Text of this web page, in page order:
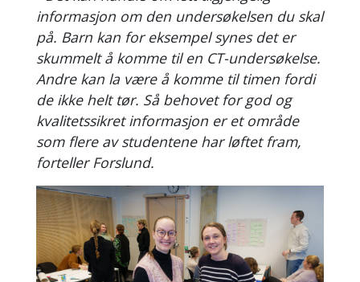
informasjon om den undersøkelsen du skal
på. Barn kan for eksempel synes det er
skummelt å komme til en CT-undersøkelse.
Andre kan la være å komme til timen fordi
de ikke helt tør. Så behovet for god og
kvalitetssikret informasjon er et område
som flere av studentene har løftet fram,
forteller Forslund.